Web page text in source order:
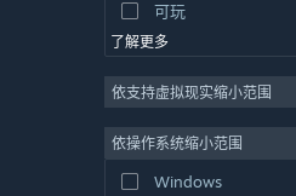
可玩
了解更多
依支持虚拟现实缩小范围
依操作系统缩小范围
Windows